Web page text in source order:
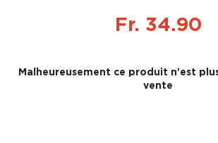
Fr. 34.90
Malheureusement ce produit n'est
vente